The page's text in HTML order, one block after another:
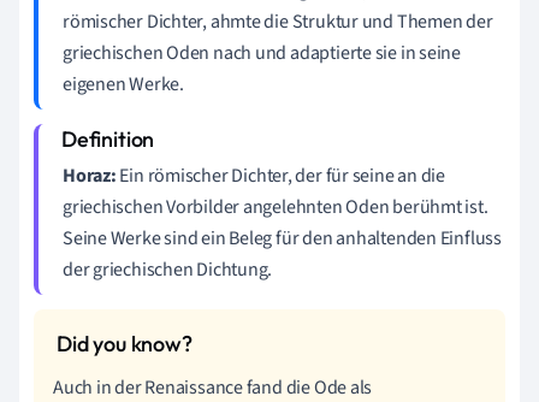
römischer Dichter, ahmte die Struktur und Themen der
griechischen Oden nach und adaptierte sie in seine
eigenen Werke.
Horaz:Ein römischer Dichter, der für seine an die
griechischen Vorbilder angelehnten Oden berühmt ist.
Seine Werke sind ein Beleg für den anhaltenden Einfluss
der griechischen Dichtung.
Auch in der Renaissance fand die Ode als